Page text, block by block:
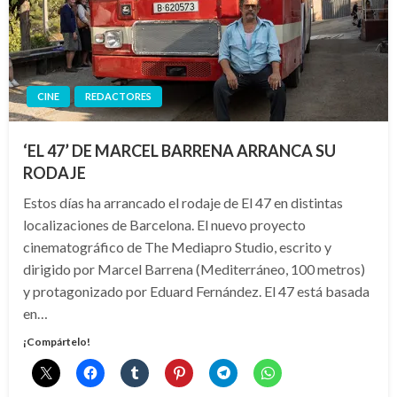
CINE REDACTORES
‘EL 47’ DE MARCEL BARRENA ARRANCA SU
RODAJE
Estos días ha arrancado el rodaje de El 47 en distintas
localizaciones de Barcelona. El nuevo proyecto
cinematográfico de The Mediapro Studio, escrito y
dirigido por Marcel Barrena (Mediterráneo, 100 metros)
y protagonizado por Eduard Fernández. El 47 está basada
en…
¡Compártelo!